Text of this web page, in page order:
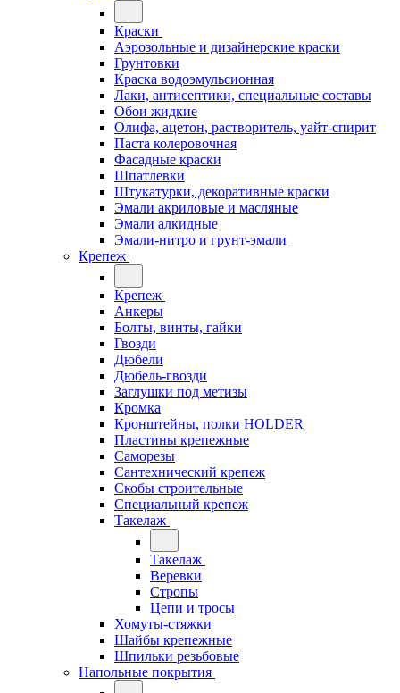
Краски
Аэрозольные и дизайнерские краски
Грунтовки
Краска водоэмульсионная
Лаки, антисептики, специальные составы
Обои жидкие
Олифа, ацетон, растворитель, уайт-спирит
Паста колеровочная
Фасадные краски
Шпатлевки
Штукатурки, декоративные краски
Эмали акриловые и масляные
Эмали алкидные
Эмали-нитро и грунт-эмали
Крепеж
Крепеж
Анкеры
Болты, винты, гайки
Гвозди
Дюбели
Дюбель-гвозди
Заглушки под метизы
Кромка
Кронштейны, полки НОLDER
Пластины крепежные
Саморезы
Сантехнический крепеж
Скобы строительные
Специальный крепеж
Такелаж
Такелаж
Веревки
Стропы
Цепи и тросы
Хомуты-стяжки
Шайбы крепежные
Шпильки резьбовые
Напольные покрытия